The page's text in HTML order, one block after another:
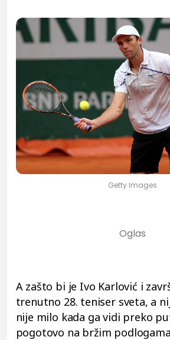
Getty Images
A zašto bi je Ivo Karlović i
trenutno 28. teniser sveta, a
nije milo kada ga vidi preko
pogotovo na bržim